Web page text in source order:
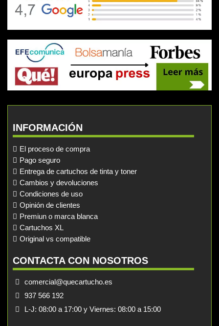
INFORMACIÓN
El proceso de compra
Pago seguro
Entrega de cartuchos de tinta y toner
Cambios y devoluciones
Condiciones de uso
Opinión de clientes
Premiun o marca blanca
Cartuchos XL
Original vs compatible
CONTACTA CON NOSOTROS
comercial@quecartucho.es
937 566 192
L-J: 08:00 a 17:00 y Viernes: 08:00 a 15:00